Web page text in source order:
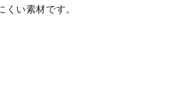
い素材です。